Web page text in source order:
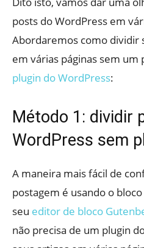
posts do WordPress em
Abordaremos como dividir
em várias páginas sem um
plugin do WordPress:
Método 1: dividir
WordPress sem
A maneira mais fácil de
postagem é usando o
seu editor de bloco
não precisa de um plugin